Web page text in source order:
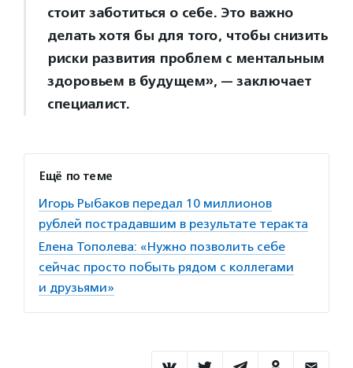
стоит заботиться о себе. Это важно
делать хотя бы для того, чтобы снизить
риски развития проблем с ментальным
здоровьем в будущем», — заключает
специалист.
Ещё по теме
Игорь Рыбаков передал 10 миллионов
рублей пострадавшим в результате теракта
Елена Тополева: «Нужно позволить себе
сейчас просто побыть рядом с коллегами
и друзьями»